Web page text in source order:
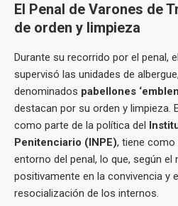
El Penal de Varones de
de orden y limpieza
Durante su recorrido por el penal,
supervisó las unidades de
denominados pabellones
destacan por su orden y limpieza.
como parte de la política del
Penitenciario (INPE), tiene
entorno del penal, lo que, según el
positivamente en la convivencia y
resocialización de los internos.